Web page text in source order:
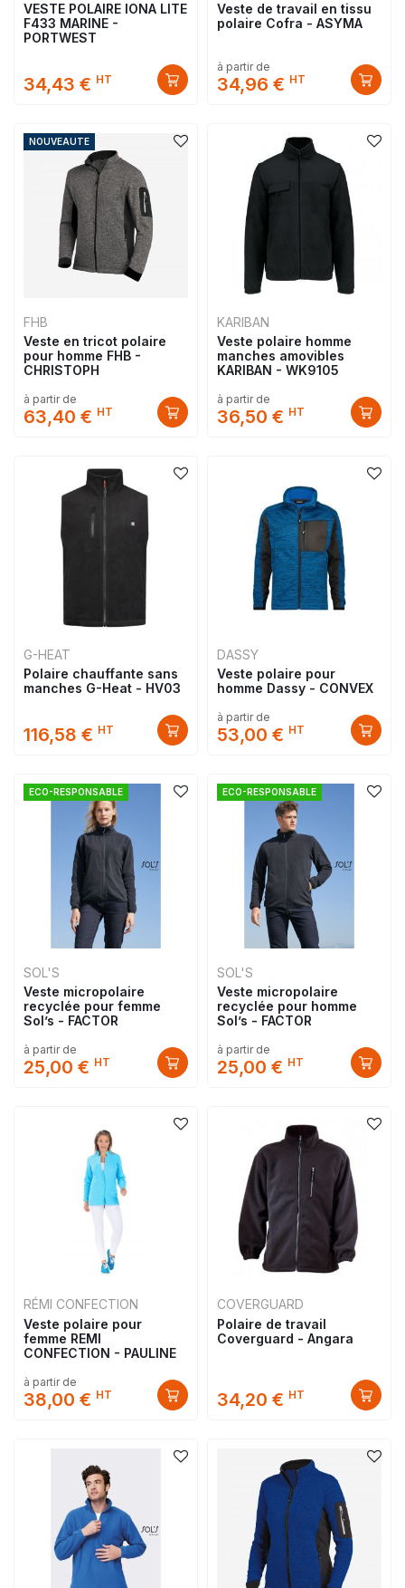
VESTE POLAIRE IONA LITE
F433 MARINE -
PORTWEST
34,43 € HT
Veste de travail en tissu
polaire Cofra - ASYMA
à partir de
34,96 € HT
NOUVEAUTE
FHB
Veste en tricot polaire
pour homme FHB -
CHRISTOPH
à partir de
63,40 € HT
KARIBAN
Veste polaire homme
manches amovibles
KARIBAN - WK9105
à partir de
36,50 € HT
G-HEAT
Polaire chauffante sans
manches G-Heat - HV03
116,58 € HT
DASSY
Veste polaire pour
homme Dassy - CONVEX
à partir de
53,00 € HT
ECO-RESPONSABLE
SOL'S
Veste micropolaire
recyclée pour femme
Sol’s - FACTOR
à partir de
25,00 € HT
ECO-RESPONSABLE
SOL'S
Veste micropolaire
recyclée pour homme
Sol’s - FACTOR
à partir de
25,00 € HT
RÉMI CONFECTION
Veste polaire pour
femme REMI
CONFECTION - PAULINE
à partir de
38,00 € HT
COVERGUARD
Polaire de travail
Coverguard - Angara
34,20 € HT